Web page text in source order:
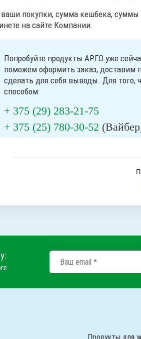
ваши покупки, сумма кешбека, суммы
на сайте Компании.
Попробуйте продукты АРГО уже
поможем оформить заказ, доставим
сделать для себя выводы. Для того,
способом:
+ 375 (29) 283-21-75
+ 375 (25) 780-30-52